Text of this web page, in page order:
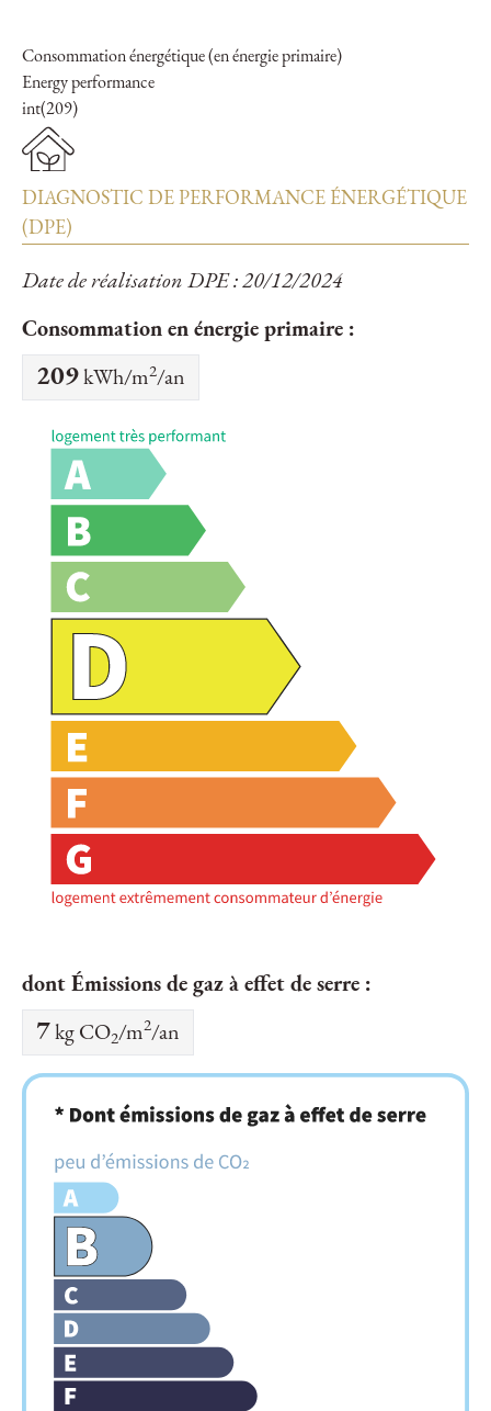
Consommation énergétique (en énergie primaire)
Energy performance
int(209)
DIAGNOSTIC DE PERFORMANCE ÉNERGÉTIQUE
(DPE)
Date de réalisation DPE : 20/12/2024
Consommation en énergie primaire :
209 kWh/m2/an
dont Émissions de gaz à effet de serre :
7 kg CO2/m2/an